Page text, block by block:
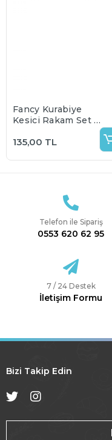
Fancy Kurabiye
Kesici Rakam Set 5
135,00 TL
Telefon ile Sipariş
0553 620 62 95
7 / 24 Destek
İletişim Formu
Bizi Takip Edin